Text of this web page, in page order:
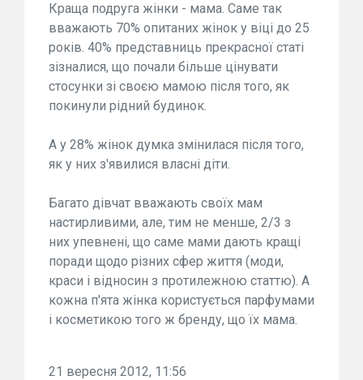
Краща подруга жінки - мама. Саме так
вважають 70% опитаних жінок у віці до 25
років. 40% представниць прекрасної статі
зізналися, що почали більше цінувати
стосунки зі своєю мамою після того, як
покинули рідний будинок.
А у 28% жінок думка змінилася після того,
як у них з'явилися власні діти.
Багато дівчат вважають своїх мам
настирливими, але, тим не менше, 2/3 з
них упевнені, що саме мами дають кращі
поради щодо різних сфер життя (моди,
краси і відносин з протилежною статтю). А
кожна п'ята жінка користується парфумами
і косметикою того ж бренду, що їх мама.
21 вересня 2012, 11:56